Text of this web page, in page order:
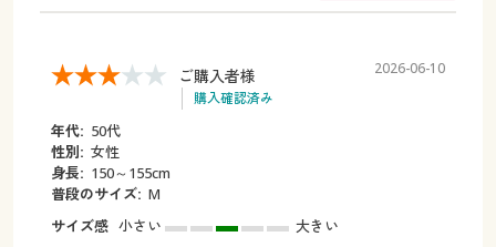
ご購入者様
購入確認済み
2026-06-10
年代: 50代
性別: 女性
身長: 150～155cm
普段のサイズ: М
サイズ感 小さい
大きい